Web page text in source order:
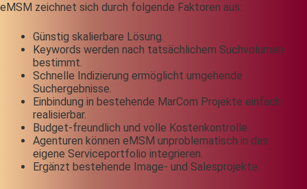
eMSM zeichnet sich durch folgende Faktoren aus:
Günstig skalierbare Lösung.
Keywords werden nach tatsächlichem Suchvolumen
bestimmt.
Schnelle Indizierung ermöglicht umgehende
Suchergebnisse.
Einbindung in bestehende MarCom Projekte einfach
realisierbar.
Budget-freundlich und volle Kostenkontrolle.
Agenturen können eMSM unproblematisch in das
eigene Serviceportfolio integrieren.
Ergänzt bestehende Image- und Salesprojekte.